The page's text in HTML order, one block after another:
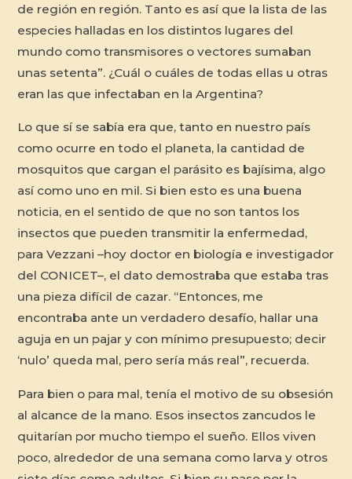
de región en región. Tanto es así que la lista de las
especies halladas en los distintos lugares del
mundo como transmisores o vectores sumaban
unas setenta”. ¿Cuál o cuáles de todas ellas u otras
eran las que infectaban en la Argentina?
Lo que sí se sabía era que, tanto en nuestro país
como ocurre en todo el planeta, la cantidad de
mosquitos que cargan el parásito es bajísima, algo
así como uno en mil. Si bien esto es una buena
noticia, en el sentido de que no son tantos los
insectos que pueden transmitir la enfermedad,
para Vezzani –hoy doctor en biología e investigador
del CONICET–, el dato demostraba que estaba tras
una pieza difícil de cazar. “Entonces, me
encontraba ante un verdadero desafío, hallar una
aguja en un pajar y con mínimo presupuesto; decir
‘nulo’ queda mal, pero sería más real”, recuerda.
Para bien o para mal, tenía el motivo de su obsesión
al alcance de la mano. Esos insectos zancudos le
quitarían por mucho tiempo el sueño. Ellos viven
poco, alrededor de una semana como larva y otros